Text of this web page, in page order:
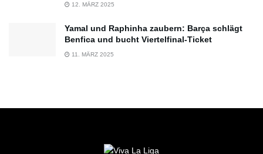
12. MÄRZ 2025
Yamal und Raphinha zaubern: Barça schlägt
Benfica und bucht Viertelfinal-Ticket
11. MÄRZ 2025